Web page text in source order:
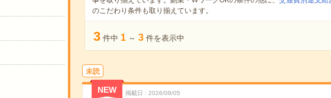
のこだわり条件も取り揃えています。
3 件中 1 ～ 3 件を表示中
未読
NEW 掲載日 2026/08/05